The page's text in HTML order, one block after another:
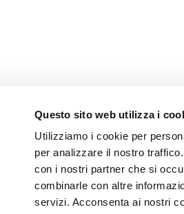
Questo sito web utilizza i
Utilizziamo i cookie per
per analizzare il nostro
con i nostri partner che si
combinarle con altre
servizi. Acconsenta ai nostri